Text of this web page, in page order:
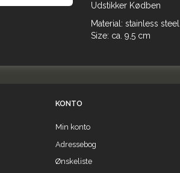
Udstikker Kødben
Material: stainless steel
Size: ca. 9,5 cm
KONTO
Min konto
Adressebog
Ønskeliste